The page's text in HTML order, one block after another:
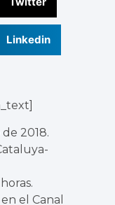
Linkedin
2018.
el Canal